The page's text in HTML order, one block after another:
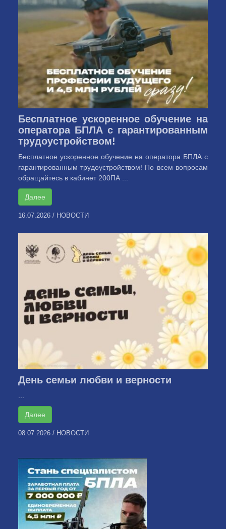
Бесплатное ускоренное обучение на
оператора БПЛА с гарантированным
трудоустройством!
Бесплатное ускоренное обучение на оператора БПЛА с
гарантированным трудоустройством! По всем вопросам
обращайтесь в кабинет 200ПА ...
Далее
16.07.2026 / НОВОСТИ
День семьи любви и верности
Далее
08.07.2026 / НОВОСТИ